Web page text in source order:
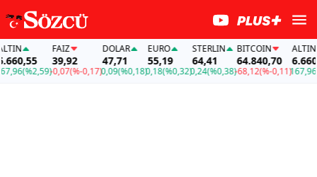
(%2,59)
FAİZ
39,92
-0,07(%-0,17)
DOLAR
47,71
0,09(%0,18)
EURO
55,19
0,18(%0,32)
STERLIN
64,41
0,24(%0,38)
BITCOIN
64.840,70
-68,12(%-0,11)
ALTIN
167,96